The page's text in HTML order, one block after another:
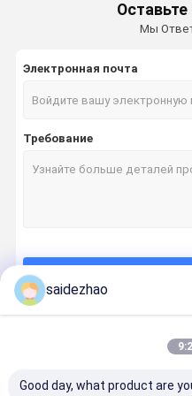
Мы
Электронная почта
Требование
saidezhao
Good day, what product are